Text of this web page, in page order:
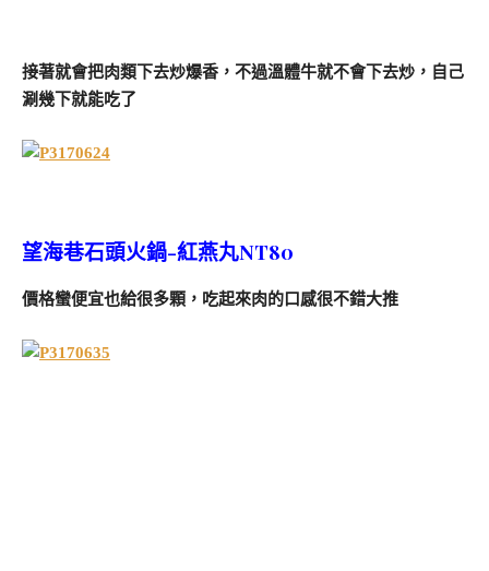
接著就會把肉類下去炒爆香，不過溫體牛就不會下去炒，自己
涮幾下就能吃了
望海巷石頭火鍋-紅燕丸NT80
價格蠻便宜也給很多顆，吃起來肉的口感很不錯大推